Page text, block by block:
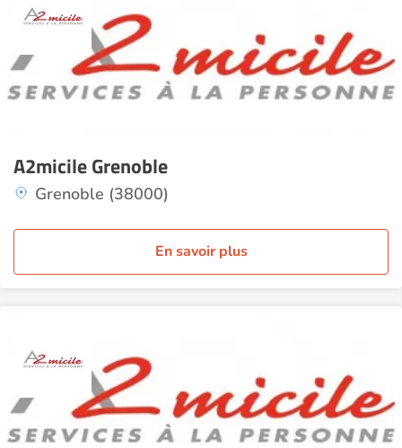
A2micile Grenoble
Grenoble (38000)
En savoir plus